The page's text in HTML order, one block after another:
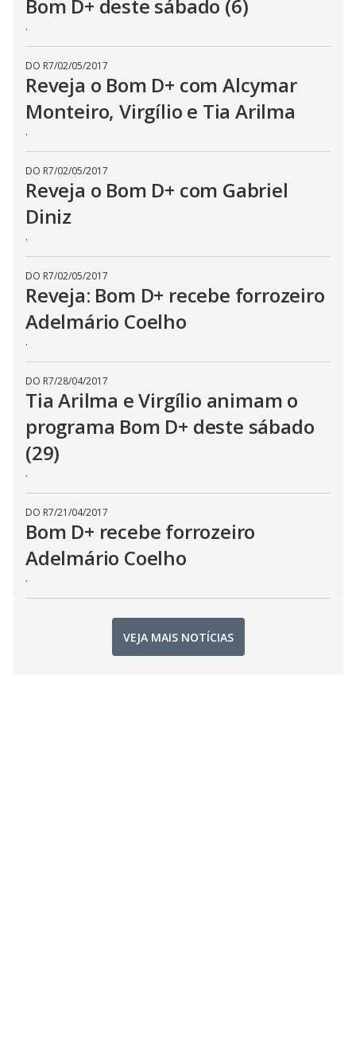
Bom D+ deste sábado (6)
.
DO R7/02/05/2017
Reveja o Bom D+ com Alcymar
Monteiro, Virgílio e Tia Arilma
.
DO R7/02/05/2017
Reveja o Bom D+ com Gabriel
Diniz
.
DO R7/02/05/2017
Reveja: Bom D+ recebe forrozeiro
Adelmário Coelho
.
DO R7/28/04/2017
Tia Arilma e Virgílio animam o
programa Bom D+ deste sábado
(29)
.
DO R7/21/04/2017
Bom D+ recebe forrozeiro
Adelmário Coelho
.
VEJA MAIS NOTÍCIAS